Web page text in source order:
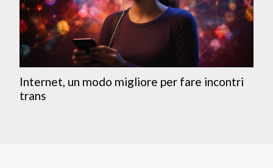
Internet, un modo migliore per fare incontri
trans